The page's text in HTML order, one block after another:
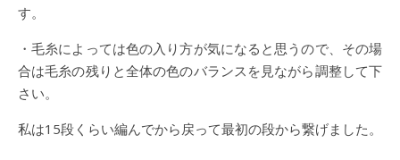
す。
・毛糸によっては色の入り方が気になると思うので、その場
合は毛糸の残りと全体の色のバランスを見ながら調整して下
さい。
私は15段くらい編んでから戻って最初の段から繋げました。